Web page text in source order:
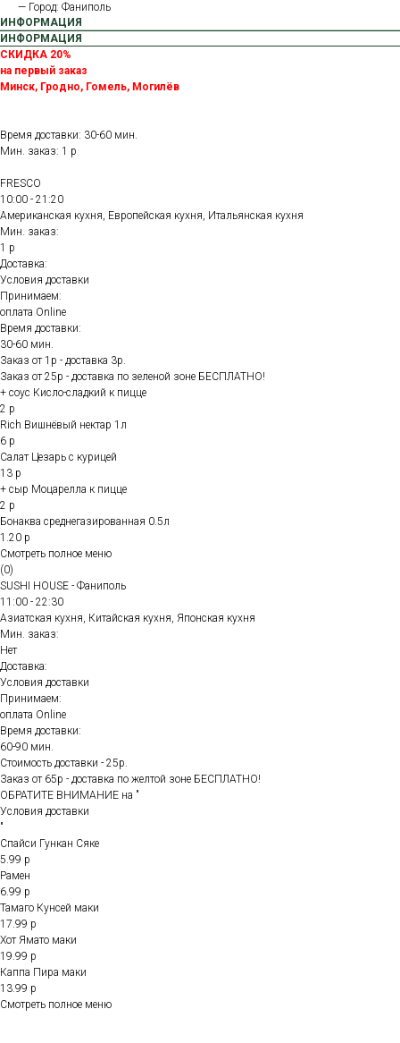
— Город: Фаниполь
ИНФОРМАЦИЯ
ИНФОРМАЦИЯ
СКИДКА 20%
на первый заказ
Минск, Гродно, Гомель, Могилёв
Время доставки: 30-60 мин.
Мин. заказ: 1 р
FRESCO
10:00 - 21:20
Американская кухня, Европейская кухня, Итальянская кухня
Мин. заказ:
1 р
Доставка:
Условия доставки
Принимаем:
оплата Online
Время доставки:
30-60 мин.
Заказ от 1р - доставка 3р.
Заказ от 25р - доставка по зеленой зоне БЕСПЛАТНО!
+ соус Кисло-сладкий к пицце
2 р
Rich Вишнёвый нектар 1л
6 р
Салат Цезарь с курицей
13 р
+ сыр Моцарелла к пицце
2 р
Бонаква среднегазированная 0.5л
1.20 р
Смотреть полное меню
(0)
SUSHI HOUSE - Фаниполь
11:00 - 22:30
Азиатская кухня, Китайская кухня, Японская кухня
Мин. заказ:
Нет
Доставка:
Условия доставки
Принимаем:
оплата Online
Время доставки:
60-90 мин.
Стоимость доставки - 25р.
Заказ от 65р - доставка по желтой зоне БЕСПЛАТНО!
ОБРАТИТЕ ВНИМАНИЕ на "
Условия доставки
"
Спайси Гункан Сяке
5.99 р
Рамен
6.99 р
Тамаго Кунсей маки
17.99 р
Хот Ямато маки
19.99 р
Каппа Пира маки
13.99 р
Смотреть полное меню